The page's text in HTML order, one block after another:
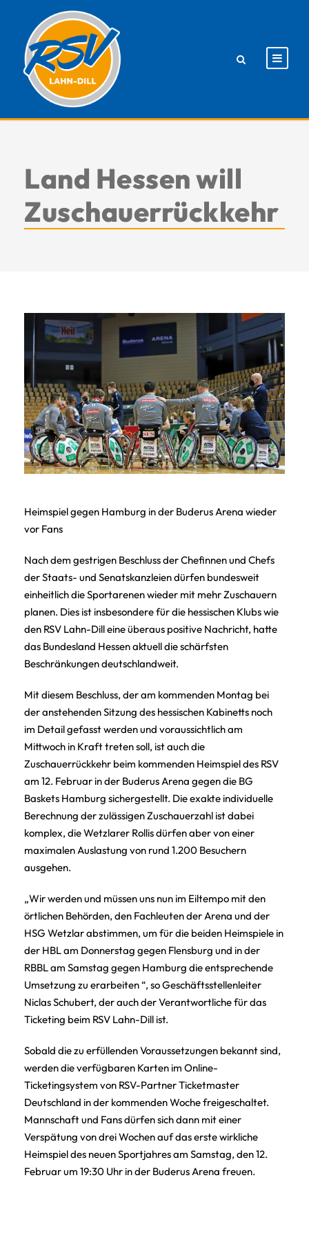
Land Hessen will
Zuschauerrückkehr
Heimspiel gegen Hamburg in der Buderus Arena wieder
vor Fans
Nach dem gestrigen Beschluss der Chefinnen und Chefs
der Staats- und Senatskanzleien dürfen bundesweit
einheitlich die Sportarenen wieder mit mehr Zuschauern
planen. Dies ist insbesondere für die hessischen Klubs wie
den RSV Lahn-Dill eine überaus positive Nachricht, hatte
das Bundesland Hessen aktuell die schärfsten
Beschränkungen deutschlandweit.
Mit diesem Beschluss, der am kommenden Montag bei
der anstehenden Sitzung des hessischen Kabinetts noch
im Detail gefasst werden und voraussichtlich am
Mittwoch in Kraft treten soll, ist auch die
Zuschauerrückkehr beim kommenden Heimspiel des RSV
am 12. Februar in der Buderus Arena gegen die BG
Baskets Hamburg sichergestellt. Die exakte individuelle
Berechnung der zulässigen Zuschauerzahl ist dabei
komplex, die Wetzlarer Rollis dürfen aber von einer
maximalen Auslastung von rund 1.200 Besuchern
ausgehen.
„Wir werden und müssen uns nun im Eiltempo mit den
örtlichen Behörden, den Fachleuten der Arena und der
HSG Wetzlar abstimmen, um für die beiden Heimspiele in
der HBL am Donnerstag gegen Flensburg und in der
RBBL am Samstag gegen Hamburg die entsprechende
Umsetzung zu erarbeiten “, so Geschäftsstellenleiter
Niclas Schubert, der auch der Verantwortliche für das
Ticketing beim RSV Lahn-Dill ist.
Sobald die zu erfüllenden Voraussetzungen bekannt sind,
werden die verfügbaren Karten im Online-
Ticketingsystem von RSV-Partner Ticketmaster
Deutschland in der kommenden Woche freigeschaltet.
Mannschaft und Fans dürfen sich dann mit einer
Verspätung von drei Wochen auf das erste wirkliche
Heimspiel des neuen Sportjahres am Samstag, den 12.
Februar um 19:30 Uhr in der Buderus Arena freuen.